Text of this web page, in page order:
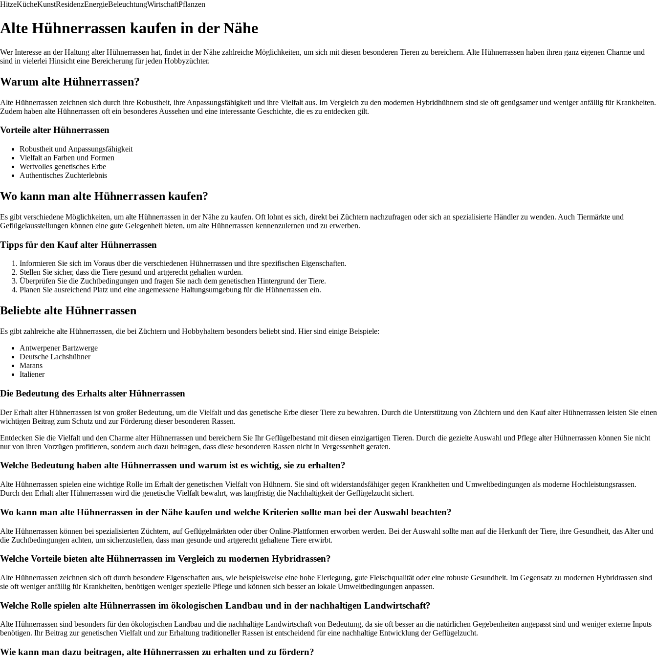
HitzeKücheKunstResidenzEnergieBeleuchtungWirtschaftPflanzen
Alte Hühnerrassen kaufen in der Nähe
Wer Interesse an der Haltung alter Hühnerrassen hat, findet in der Nähe zahlreiche Möglichkeiten, um sich mit diesen besonderen Tieren zu bereichern. Alte Hühnerrassen haben ihren ganz eigenen Charme und
sind in vielerlei Hinsicht eine Bereicherung für jeden Hobbyzüchter.
Warum alte Hühnerrassen?
Alte Hühnerrassen zeichnen sich durch ihre Robustheit, ihre Anpassungsfähigkeit und ihre Vielfalt aus. Im Vergleich zu den modernen Hybridhühnern sind sie oft genügsamer und weniger anfällig für Krankheiten.
Zudem haben alte Hühnerrassen oft ein besonderes Aussehen und eine interessante Geschichte, die es zu entdecken gilt.
Vorteile alter Hühnerrassen
Robustheit und Anpassungsfähigkeit
Vielfalt an Farben und Formen
Wertvolles genetisches Erbe
Authentisches Zuchterlebnis
Wo kann man alte Hühnerrassen kaufen?
Es gibt verschiedene Möglichkeiten, um alte Hühnerrassen in der Nähe zu kaufen. Oft lohnt es sich, direkt bei Züchtern nachzufragen oder sich an spezialisierte Händler zu wenden. Auch Tiermärkte und
Geflügelausstellungen können eine gute Gelegenheit bieten, um alte Hühnerrassen kennenzulernen und zu erwerben.
Tipps für den Kauf alter Hühnerrassen
Informieren Sie sich im Voraus über die verschiedenen Hühnerrassen und ihre spezifischen Eigenschaften.
Stellen Sie sicher, dass die Tiere gesund und artgerecht gehalten wurden.
Überprüfen Sie die Zuchtbedingungen und fragen Sie nach dem genetischen Hintergrund der Tiere.
Planen Sie ausreichend Platz und eine angemessene Haltungsumgebung für die Hühnerrassen ein.
Beliebte alte Hühnerrassen
Es gibt zahlreiche alte Hühnerrassen, die bei Züchtern und Hobbyhaltern besonders beliebt sind. Hier sind einige Beispiele:
Antwerpener Bartzwerge
Deutsche Lachshühner
Marans
Italiener
Die Bedeutung des Erhalts alter Hühnerrassen
Der Erhalt alter Hühnerrassen ist von großer Bedeutung, um die Vielfalt und das genetische Erbe dieser Tiere zu bewahren. Durch die Unterstützung von Züchtern und den Kauf alter Hühnerrassen leisten Sie einen
wichtigen Beitrag zum Schutz und zur Förderung dieser besonderen Rassen.
Entdecken Sie die Vielfalt und den Charme alter Hühnerrassen und bereichern Sie Ihr Geflügelbestand mit diesen einzigartigen Tieren. Durch die gezielte Auswahl und Pflege alter Hühnerrassen können Sie nicht
nur von ihren Vorzügen profitieren, sondern auch dazu beitragen, dass diese besonderen Rassen nicht in Vergessenheit geraten.
Welche Bedeutung haben alte Hühnerrassen und warum ist es wichtig, sie zu erhalten?
Alte Hühnerrassen spielen eine wichtige Rolle im Erhalt der genetischen Vielfalt von Hühnern. Sie sind oft widerstandsfähiger gegen Krankheiten und Umweltbedingungen als moderne Hochleistungsrassen.
Durch den Erhalt alter Hühnerrassen wird die genetische Vielfalt bewahrt, was langfristig die Nachhaltigkeit der Geflügelzucht sichert.
Wo kann man alte Hühnerrassen in der Nähe kaufen und welche Kriterien sollte man bei der Auswahl beachten?
Alte Hühnerrassen können bei spezialisierten Züchtern, auf Geflügelmärkten oder über Online-Plattformen erworben werden. Bei der Auswahl sollte man auf die Herkunft der Tiere, ihre Gesundheit, das Alter und
die Zuchtbedingungen achten, um sicherzustellen, dass man gesunde und artgerecht gehaltene Tiere erwirbt.
Welche Vorteile bieten alte Hühnerrassen im Vergleich zu modernen Hybridrassen?
Alte Hühnerrassen zeichnen sich oft durch besondere Eigenschaften aus, wie beispielsweise eine hohe Eierlegung, gute Fleischqualität oder eine robuste Gesundheit. Im Gegensatz zu modernen Hybridrassen sind
sie oft weniger anfällig für Krankheiten, benötigen weniger spezielle Pflege und können sich besser an lokale Umweltbedingungen anpassen.
Welche Rolle spielen alte Hühnerrassen im ökologischen Landbau und in der nachhaltigen Landwirtschaft?
Alte Hühnerrassen sind besonders für den ökologischen Landbau und die nachhaltige Landwirtschaft von Bedeutung, da sie oft besser an die natürlichen Gegebenheiten angepasst sind und weniger externe Inputs
benötigen. Ihr Beitrag zur genetischen Vielfalt und zur Erhaltung traditioneller Rassen ist entscheidend für eine nachhaltige Entwicklung der Geflügelzucht.
Wie kann man dazu beitragen, alte Hühnerrassen zu erhalten und zu fördern?